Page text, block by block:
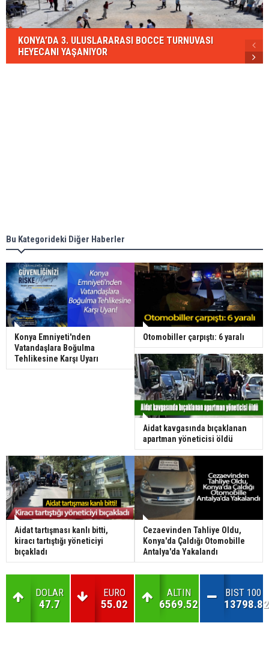
KONYA’DA 3. ULUSLARARASI BOCCE TURNUVASI
HEYECANI YAŞANIYOR
Bu Kategorideki Diğer Haberler
Konya Emniyeti'nden
Vatandaşlara Boğulma
Tehlikesine Karşı Uyarı
Otomobiller çarpıştı: 6 yaralı
Aidat kavgasında bıçaklanan
apartman yöneticisi öldü
Aidat tartışması kanlı bitti,
kiracı tartıştığı yöneticiyi
bıçakladı
Cezaevinden Tahliye Oldu,
Konya'da Çaldığı Otomobille
Antalya'da Yakalandı
DOLAR
47.7
EURO
55.02
ALTIN
6569.52
BIST 100
13798.82